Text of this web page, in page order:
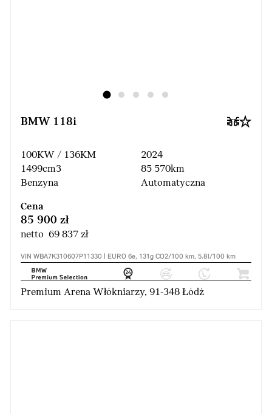
BMW 118i
100KW / 136KM
1499cm3
Benzyna
2024
85 570km
Automatyczna
Cena
85 900 zł
netto 69 837 zł
VIN WBA7K310607P11330 | EURO 6e, 131g CO2/100 km, 5.8l/100 km
Premium Arena Włókniarzy, 91-348 Łódź